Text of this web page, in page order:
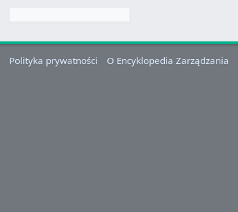
Polityka prywatności O Encyklopedia Zarządzania